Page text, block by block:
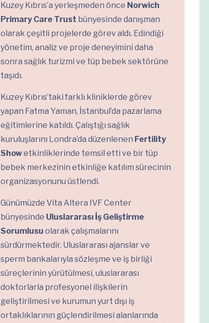
Kuzey Kıbrıs’a yerleşmeden önce Norwich
Primary Care Trust bünyesinde danışman
olarak çeşitli projelerde görev aldı. Edindiği
yönetim, analiz ve proje deneyimini daha
sonra sağlık turizmi ve tüp bebek sektörüne
taşıdı.
Kuzey Kıbrıs’taki farklı kliniklerde görev
yapan Fatma Yaman, İstanbul’da pazarlama
eğitimlerine katıldı. Çalıştığı sağlık
kuruluşlarını Londra’da düzenlenen Fertility
Showetkinliklerinde temsil etti ve bir tüp
bebek merkezinin etkinliğe katılım sürecinin
organizasyonunu üstlendi.
Günümüzde Vita Altera IVF Center
bünyesinde Uluslararası İş Geliştirme
Sorumlusu olarak çalışmalarını
sürdürmektedir. Uluslararası ajanslar ve
sperm bankalarıyla sözleşme ve iş birliği
süreçlerinin yürütülmesi, uluslararası
doktorlarla profesyonel ilişkilerin
geliştirilmesi ve kurumun yurt dışı iş
ortaklıklarının güçlendirilmesi alanlarında